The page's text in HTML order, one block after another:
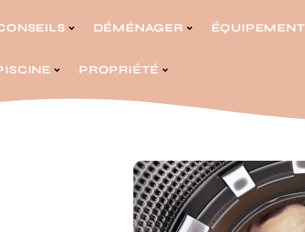
DÉMÉNAGER ÉQUIPEMENT
PROPRIÉTÉ